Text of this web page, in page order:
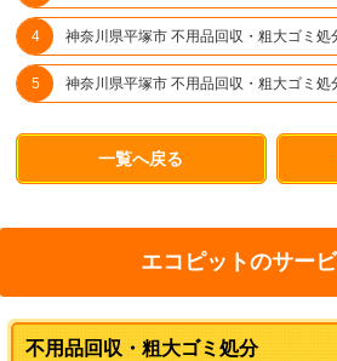
神奈川県平塚市 不用品回収・粗大ゴミ処
神奈川県平塚市 不用品回収・粗大ゴミ処
一覧へ戻る
エコピットのサー
不用品回収・粗大ゴミ処分